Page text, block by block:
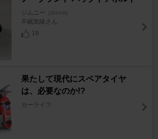
ジムニー [JB64W]
不眠気味さん
19
果たして現代にスペアタイヤ
は、必要なのか!?
カーライフ